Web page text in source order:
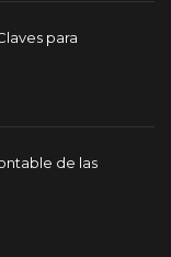
para
de las